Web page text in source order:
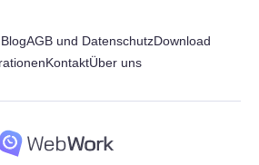
BlogAGB und DatenschutzDownload
KontaktÜber uns